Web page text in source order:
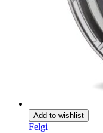
Add to wishlist
Felgi